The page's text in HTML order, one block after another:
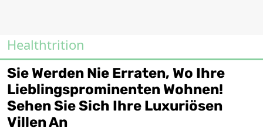
Healthtrition
Sie Werden Nie Erraten, Wo Ihre
Lieblingsprominenten Wohnen!
Sehen Sie Sich Ihre Luxuriösen
Villen An